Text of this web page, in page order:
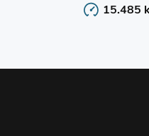
15.485